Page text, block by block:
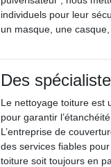
individuels pour leur
un masque, une
Des
Le nettoyage toiture est
pour garantir
L’entreprise de
des services fiables
toiture soit toujours en